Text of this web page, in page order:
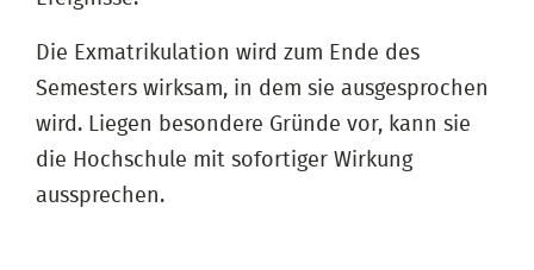
Die Exmatrikulation wird zum Ende des
Semesters wirksam, in dem sie ausgesprochen
wird. Liegen besondere Gründe vor, kann sie
die Hochschule mit sofortiger Wirkung
aussprechen.